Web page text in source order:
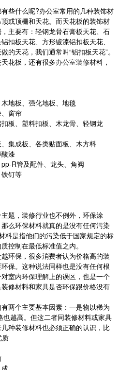
些什么呢?办公室常用的几种装饰材
或顶栅和天花。而天花板的装饰材
主要有：轻钢龙骨石膏板天花、石
扣板天花、方形镀漆铝扣板天花、
的天花，我们通常叫“铝扣板天花”。
花板，还有很多办公室装修材料，
地板、强化地板、地毯
窗帘
板、塑料扣板、木龙骨、轻钢龙
集成板、各类贴面板、木方料
漆
pp-R管及配件、龙头、角阀
钉等
题，装修行业也不例外，环保涂
么环保材料就真的是没有任何污染
料是指他们的污染低于国家规定的标
控制在最低标准值之内。
环保，很多消费者认为价格高的装
保。这种说法同样也是没有任何根
室内环保理解上的误区，也是一个
修材料和家具是否环保跟价格没有
两个主要基本因素：一是物以稀为
越高。但这二者同装修材料或家具
种装修材料也必须正确的认识，比
质